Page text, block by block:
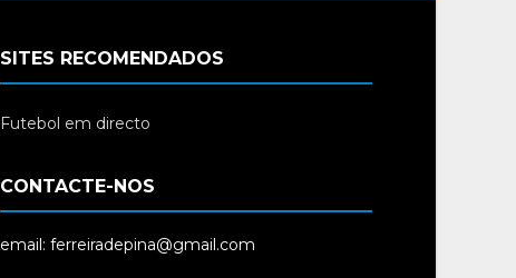
SITES RECOMENDADOS
Futebol em directo
CONTACTE-NOS
email: ferreiradepina@gmail.com